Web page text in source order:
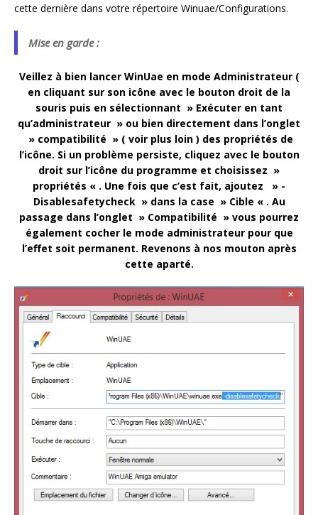
cette dernière dans votre répertoire Winuae/Configurations.
Mise en garde :
Veillez à bien lancer WinUae en mode Administrateur (
en cliquant sur son icône avec le bouton droit de la
souris puis en sélectionnant » Exécuter en tant
qu’administrateur » ou bien directement dans l’onglet
» compatibilité » ( voir plus loin ) des propriétés de
l’icône. Si un problème persiste, cliquez avec le bouton
droit sur l’icône du programme et choisissez »
propriétés « . Une fois que c’est fait, ajoutez » -
Disablesafetycheck » dans la case » Cible « . Au
passage dans l’onglet » Compatibilité » vous pourrez
également cocher le mode administrateur pour que
l’effet soit permanent. Revenons à nos mouton après
cette aparté.